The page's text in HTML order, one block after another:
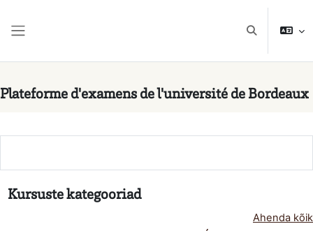
Lülitab
Plateforme d'examens de l'université de Bordeaux
Kursuste kategooriad
Ahenda kõik